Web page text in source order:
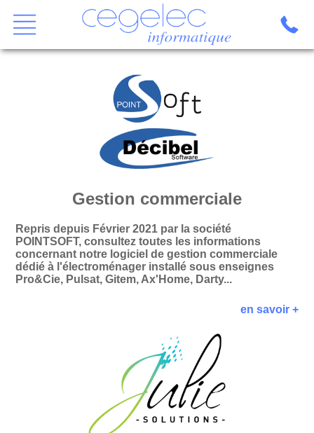
Gestion commerciale
Repris depuis Février 2021 par la société
POINTSOFT, consultez toutes les informations
concernant notre logiciel de gestion commerciale
dédié à l'électroménager installé sous enseignes
Pro&Cie, Pulsat, Gitem, Ax'Home, Darty...
en savoir +